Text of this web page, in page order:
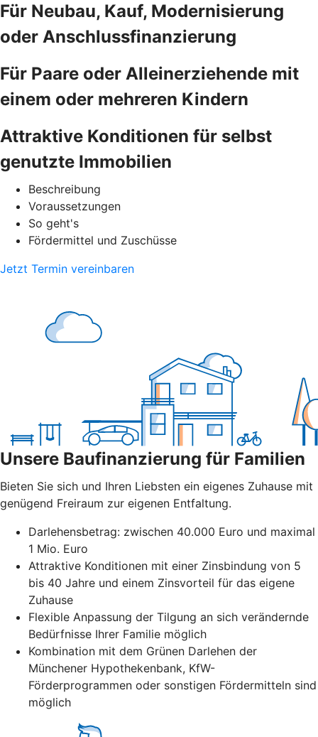
Für Neubau, Kauf, Modernisierung
oder Anschlussfinanzierung
Für Paare oder Alleinerziehende mit
einem oder mehreren Kindern
Attraktive Konditionen für selbst
genutzte Immobilien
Beschreibung
Voraussetzungen
So geht's
Fördermittel und Zuschüsse
Jetzt Termin vereinbaren
Unsere Baufinanzierung für Familien
Bieten Sie sich und Ihren Liebsten ein eigenes Zuhause mit
genügend Freiraum zur eigenen Entfaltung.
Darlehensbetrag: zwischen 40.000 Euro und maximal
1 Mio. Euro
Attraktive Konditionen mit einer Zinsbindung von 5
bis 40 Jahre und einem Zinsvorteil für das eigene
Zuhause
Flexible Anpassung der Tilgung an sich verändernde
Bedürfnisse Ihrer Familie möglich
Kombination mit dem Grünen Darlehen der
Münchener Hypothekenbank, KfW-
Förderprogrammen oder sonstigen Fördermitteln sind
möglich